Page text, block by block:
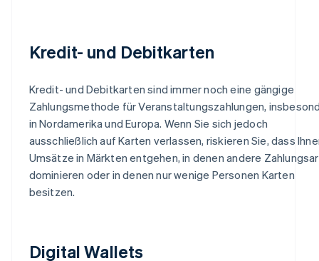
Kredit- und Debitkarten
Kredit- und Debitkarten sind immer noch eine gängige
Zahlungsmethode für Veranstaltungszahlungen,
in Nordamerika und Europa. Wenn Sie sich jedoch
ausschließlich auf Karten verlassen, riskieren Sie, dass
Umsätze in Märkten entgehen, in denen andere
dominieren oder in denen nur wenige Personen Karten
besitzen.
Digital Wallets